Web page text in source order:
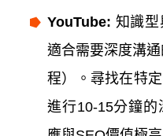
YouTube: 知識型
適合需要深度溝
程）。尋找在特
進行10-15分鐘